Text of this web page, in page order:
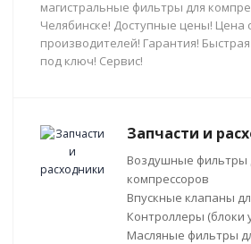
магистральные фильтры для
Челябинске! Доступные цены! Цена
производителей! Гарантия!
под ключ! Сервис!
Запчасти и
Воздушные фильтры
компрессоров
Впускные клапаны
Контроллеры (блоки
Масляные фильтры